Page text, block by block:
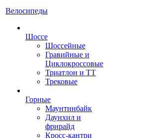
Велосипеды
Шоссе
Шоссейные
Гравийные и
Циклокроссовые
Триатлон и ТТ
Трековые
Горные
Маунтинбайк
Даунхил и
фрирайд
Кросс-кантри